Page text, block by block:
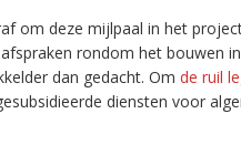
om deze mijlpaal in het
rondom het bouwen
dan gedacht. Om de ruil
diensten voor